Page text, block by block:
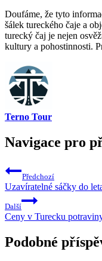
Doufáme, že tyto
šálek tureckého čaje a
turecký čaj je nejen
kultury a pohostinnosti.
Terno Tour
Navigace pro
Předchozí
Uzavíratelné sáčky do
Další
Ceny v Turecku
Podobné